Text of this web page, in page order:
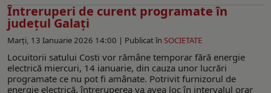
Întreruperi de curent programate în
județul Galați
Marți, 13 Ianuarie 2026 14:00 | Publicat în SOCIETATE
Locuitorii satului Costi vor rămâne temporar fără energie
electrică miercuri, 14 ianuarie, din cauza unor lucrări
programate ce nu pot fi amânate. Potrivit furnizorul de
energie electrică, întreruperea va avea loc în intervalul orar